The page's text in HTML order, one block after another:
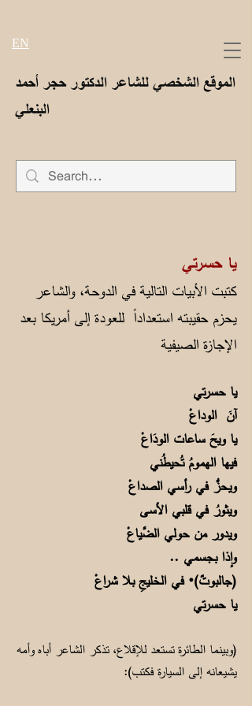
الموقع الشخصي للشاعر الدكتور حجر أحمد
البنعلي
EN
يا حسرتي
كتبت الأبيات التالية في الدوحة، والشاعر
يحزم حقيبته استعداداً للعودة إلى أمريكا بعد
الإجازة الصيفية
يا حسرتي
آنَ الوداعْ
يا ويحَ ساعات الودَاعْ
فيها الهمومُ تُحيطُني
ويحزُّ في رأسي الصداعْ
ويثورُ في قلبي الأسى
ويدور من حولي الضَّياعْ
وإذا بجسمي ..
(جالبوتٌ)* في الخليجِ بلا شراعْ
يا حسرتي
(وبينما الطائرة تستعد للإقلاع، تذكر الشاعر أباه وأمه
يشيعانه إلى السيارة فكتب):